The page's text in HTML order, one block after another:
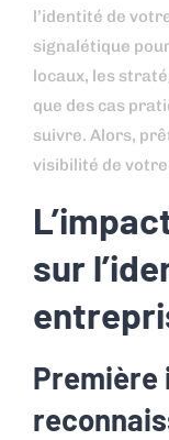
l’identité de
signalétique
locaux, les
que des cas
suivre. Alors,
visibilité de
sur
Première